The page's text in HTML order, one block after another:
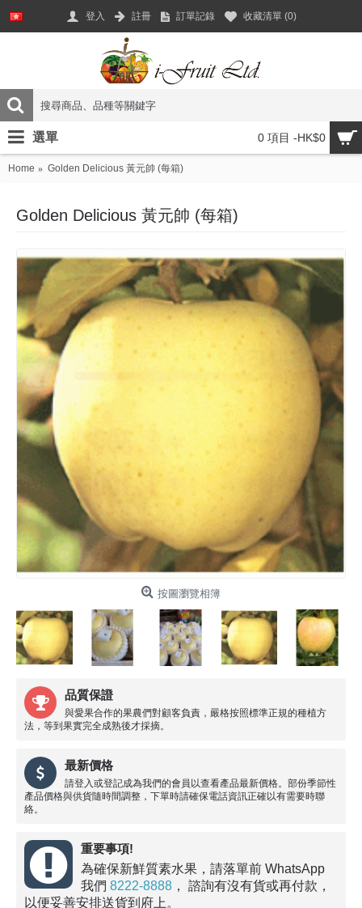
登入 註冊 訂單記錄 收藏清單 (0)
0 項目 -HK$0
選單
Home Golden Delicious 黃元帥 (每箱)
Golden Delicious 黃元帥 (每箱)
按圖瀏覽相簿
品質保證
與愛果合作的果農們對顧客負責，嚴格按照標準正規的種植方
法，等到果實完全成熟後才採摘。
最新價格
請登入或登記成為我們的會員以查看產品最新價格。部份季節性
產品價格與供貨隨時間調整，下單時請確保電話資訊正確以有需要時聯
絡。
重要事項!
為確保新鮮質素水果，請落單前 WhatsApp
我們 8222-8888 ， 諮詢有沒有貨或再付款，
以便妥善安排送貨到府上。